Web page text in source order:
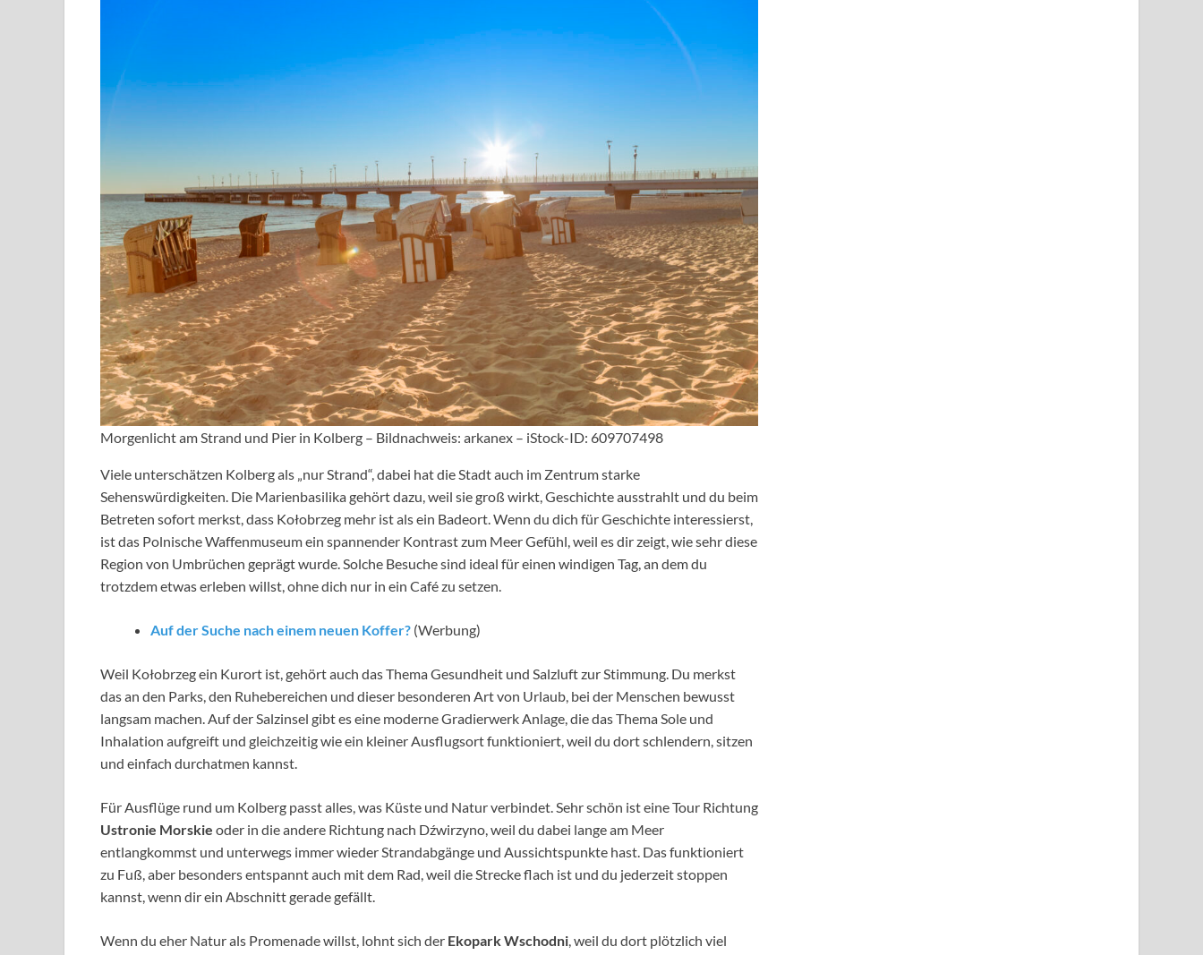
Morgenlicht am Strand und Pier in Kolberg – Bildnachweis: arkanex – iStock-ID: 609707498
Viele unterschätzen Kolberg als „nur Strand“, dabei hat die Stadt auch im Zentrum starke
Sehenswürdigkeiten. Die Marienbasilika gehört dazu, weil sie groß wirkt, Geschichte ausstrahlt und du beim
Betreten sofort merkst, dass Kołobrzeg mehr ist als ein Badeort. Wenn du dich für Geschichte interessierst,
ist das Polnische Waffenmuseum ein spannender Kontrast zum Meer Gefühl, weil es dir zeigt, wie sehr diese
Region von Umbrüchen geprägt wurde. Solche Besuche sind ideal für einen windigen Tag, an dem du
trotzdem etwas erleben willst, ohne dich nur in ein Café zu setzen.
Auf der Suche nach einem neuen Koffer? (Werbung)
Weil Kołobrzeg ein Kurort ist, gehört auch das Thema Gesundheit und Salzluft zur Stimmung. Du merkst
das an den Parks, den Ruhebereichen und dieser besonderen Art von Urlaub, bei der Menschen bewusst
langsam machen. Auf der Salzinsel gibt es eine moderne Gradierwerk Anlage, die das Thema Sole und
Inhalation aufgreift und gleichzeitig wie ein kleiner Ausflugsort funktioniert, weil du dort schlendern, sitzen
und einfach durchatmen kannst.
Für Ausflüge rund um Kolberg passt alles, was Küste und Natur verbindet. Sehr schön ist eine Tour Richtung
Ustronie Morskie oder in die andere Richtung nach Dźwirzyno, weil du dabei lange am Meer
entlangkommst und unterwegs immer wieder Strandabgänge und Aussichtspunkte hast. Das funktioniert
zu Fuß, aber besonders entspannt auch mit dem Rad, weil die Strecke flach ist und du jederzeit stoppen
kannst, wenn dir ein Abschnitt gerade gefällt.
Wenn du eher Natur als Promenade willst, lohnt sich der Ekopark Wschodni, weil du dort plötzlich viel